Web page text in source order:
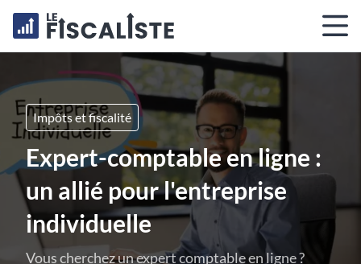
Impôts et fiscalité
Expert-comptable en ligne :
un allié pour l'entreprise
individuelle
Vous cherchez un expert comptable en ligne ?